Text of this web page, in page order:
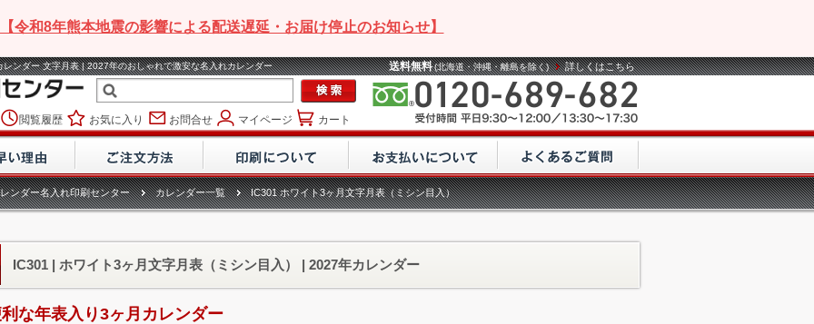
【令和8年熊本地震の影響による配送遅延・お届け停止のお知らせ】
ンダー 文字月表 | 2027年のおしゃれで激安な名入れカレンダー 送料無料 (北海道・沖縄・離島を除く) 詳しくはこちら
閲覧履歴 お気に入り お問合せ マイページ カート
ンダー名入れ印刷センター カレンダー一覧 IC301 ホワイト3ヶ月文字月表（ミシン目入）
IC301 | ホワイト3ヶ月文字月表（ミシン目入） | 2027年カレンダー
な年表入り3ヶ月カレンダー